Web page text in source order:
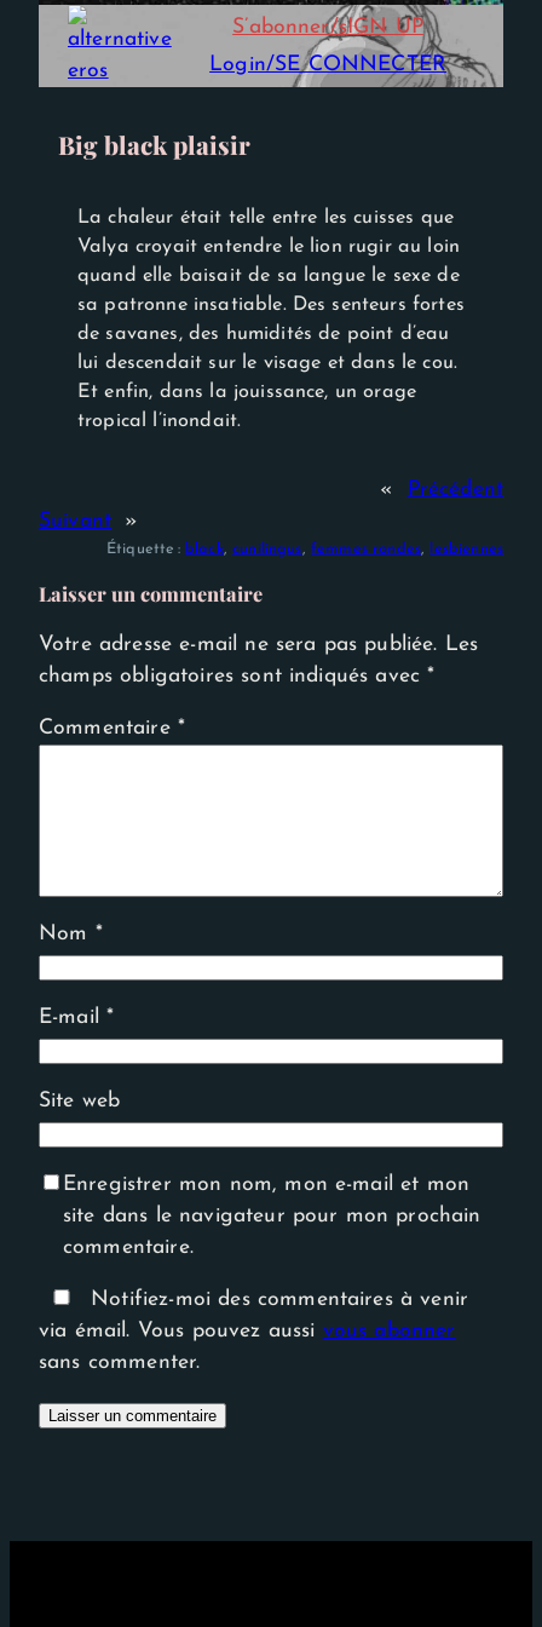
S’abonner/sIGN UP
Login/SE CONNECTER
Big black plaisir
La chaleur était telle entre les cuisses que
Valya croyait entendre le lion rugir au loin
quand elle baisait de sa langue le sexe de
sa patronne insatiable. Des senteurs fortes
de savanes, des humidités de point d’eau
lui descendait sur le visage et dans le cou.
Et enfin, dans la jouissance, un orage
tropical l’inondait.
«
Précédent
Suivant
»
Étiquette : black, cunilingus, femmes rondes, lesbiennes
Laisser un commentaire
Votre adresse e-mail ne sera pas publiée. Les
champs obligatoires sont indiqués avec*
Commentaire *
Nom *
E-mail*
Site web
Enregistrer mon nom, mon e-mail et mon
site dans le navigateur pour mon prochain
commentaire.
Notifiez-moi des commentaires à venir
via émail. Vous pouvez aussi vous abonner
sans commenter.
Experience
Afin que notre
site Web
fonctionne
aussi bien que
de votre
visite. Si vous
certaines
fonctionnalités
disparaîtront
du site Web.